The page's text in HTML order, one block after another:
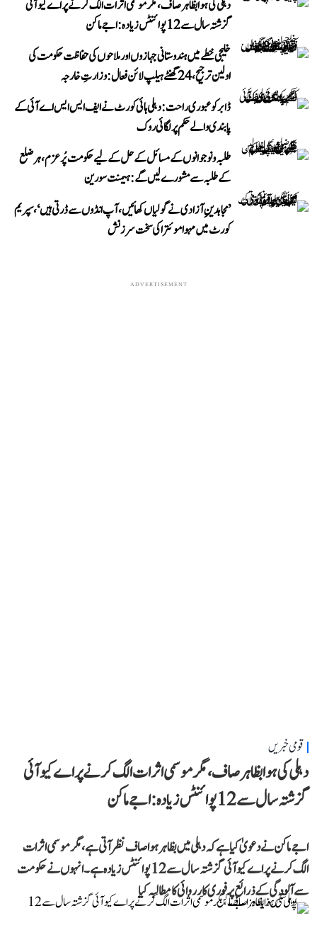
دہلی کی ہوا بظاہر صاف، مگر موسمی اثرات الگ کرنے پر اے کیو آئی
گزشتہ سال سے 12 پوائنٹس زیادہ: اجے ماکن
خلیجی خطے میں ہندوستانی جہازوں اور ملاحوں کی حفاظت حکومت کی
اولین ترجیح، 24 گھنٹے ہیلپ لائن فعال: وزارتِ خارجہ
ڈابر کو عبوری راحت: دہلی ہائی کورٹ نے ایف ایس ایس اے آئی کے
پابندی والے حکم پر لگائی روک
طلبہ و نوجوانوں کے مسائل کے حل کے لیے حکومت پُرعزم، ہر ضلع
کے طلبہ سے مشورے لیں گے: ہیمنت سورین
’مجاہدینِ آزادی نے گولیاں کھائیں، آپ انڈوں سے ڈرتی ہیں‘، سپریم
کورٹ میں مہوا موئترا کی سخت سرزنش
ADVERTISEMENT
قومی خبریں
دہلی کی ہوا بظاہر صاف، مگر موسمی اثرات الگ کرنے پر اے کیو آئی
گزشتہ سال سے 12 پوائنٹس زیادہ: اجے ماکن
اجے ماکن نے دعویٰ کیا ہے کہ دہلی میں بظاہر ہوا صاف نظر آتی ہے، مگر موسمی اثرات
الگ کرنے پر اے کیو آئی گزشتہ سال سے 12 پوائنٹس زیادہ ہے۔ انہوں نے حکومت
سے آلودگی کے ذرائع پر فوری کارروائی کا مطالبہ کیا